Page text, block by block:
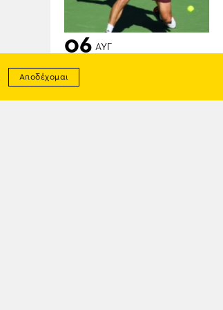
06 ΑΥΓ
Τσιτσιπάς – Φονσέκα 0-2:
Βραζιλιάνικο «στοπ» στο
Μοντρεάλ
Αποδέχομαι